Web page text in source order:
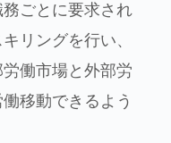
ごとに要求され
リングを行い、
働市場と外部労
移動できるよう